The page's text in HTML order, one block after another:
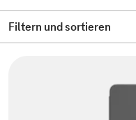
Filtern und sortieren